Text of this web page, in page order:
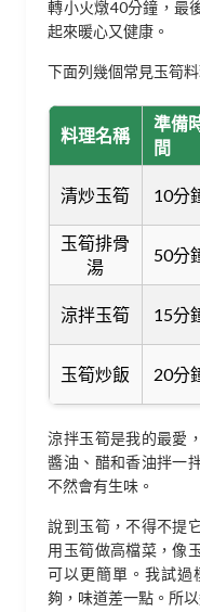
轉小火燉40分鐘，最
起來暖心又健康。
下面列幾個常見玉筍料
料理名稱
準備
間
清炒玉筍 10分
玉筍排骨
湯
50分
涼拌玉筍 15分
玉筍炒飯 20分
涼拌玉筍是我的最愛
醬油、醋和香油拌一
不然會有生味。
說到玉筍，不得不提
用玉筍做高檔菜，像
可以更簡單。我試過
夠，味道差一點。所